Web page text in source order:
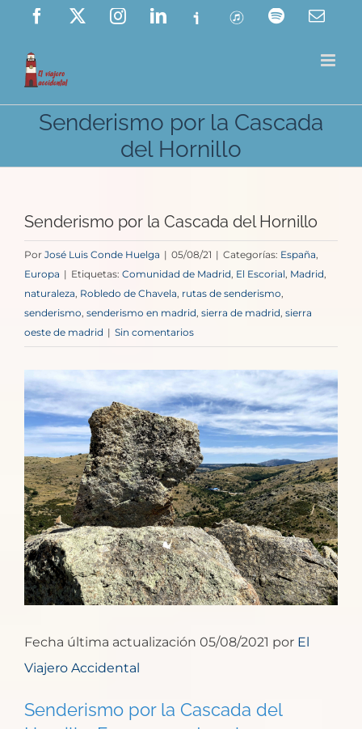
Saltar
contenido
Facebook InstagramLinkedIn
Ivoox ITunes Spotify
Senderismo por la Cascada
del Hornillo
Senderismo por la Cascada del Hornillo
Por José Luis Conde Huelga | 05/08/21 | Categorías: España
Europa | Etiquetas: Comunidad de Madrid El Escorial Madrid
naturaleza Robledo de Chavela rutas de senderismo
senderismo, senderismo en madrid, sierra de madrid, sierra
oeste de madrid | Sin comentarios
Ver
imagen
más
grande
Fecha última actualización 05/08/2021 por El
Viajero Accidental
Senderismo por la Cascada del